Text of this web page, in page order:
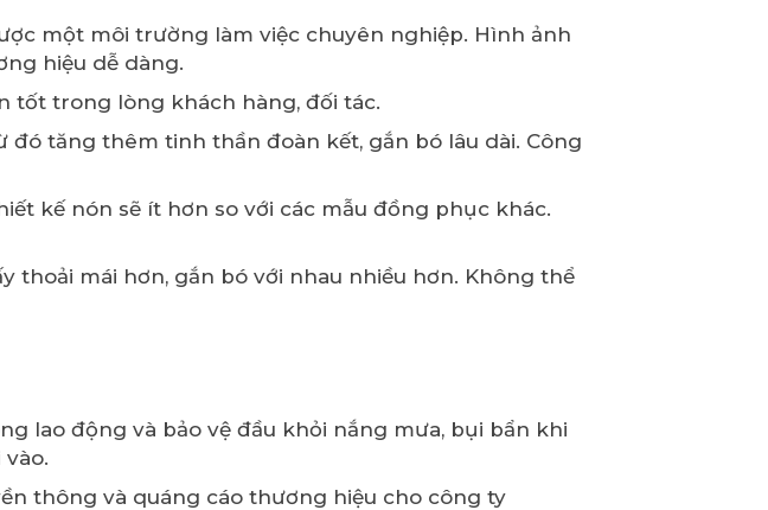
một môi trường làm việc chuyên nghiệp. Hình ảnh
hiệu dễ dàng.
tốt trong lòng khách hàng, đối tác.
tăng thêm tinh thần đoàn kết, gắn bó lâu dài. Công
kế nón sẽ ít hơn so với các mẫu đồng phục khác.
thoải mái hơn, gắn bó với nhau nhiều hơn. Không thể
lao động và bảo vệ đầu khỏi nắng mưa, bụi bẩn khi
thông và quáng cáo thương hiệu cho công ty